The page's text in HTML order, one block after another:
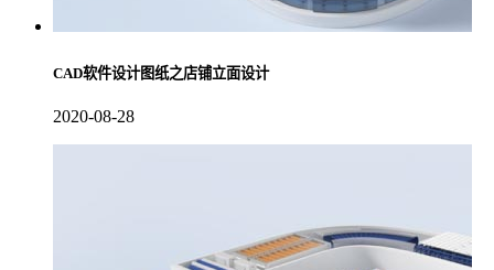
CAD软件设计图纸之店铺立面设计
2020-08-28